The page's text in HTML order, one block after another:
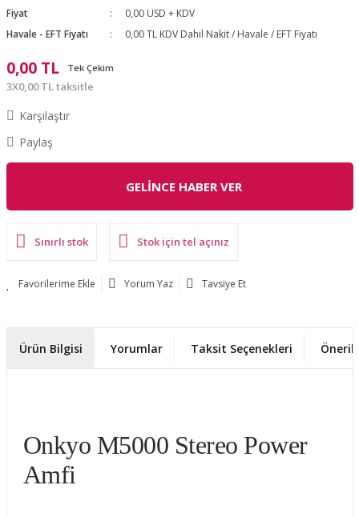
Fiyat
0,00 USD + KDV
Havale - EFT Fiyatı
0,00 TL KDV Dahil Nakit / Havale / EFT Fiyatı
0,00 TL Tek Çekim
3X0,00 TL taksitle
Karşılaştır
Paylaş
GELİNCE HABER VER
Sınırlı stok Stok için tel açınız
Yorum Yaz Tavsiye Et
Ürün Bilgisi Yorumlar Taksit Seçenekleri
Onkyo M5000 Stereo Power
Amfi